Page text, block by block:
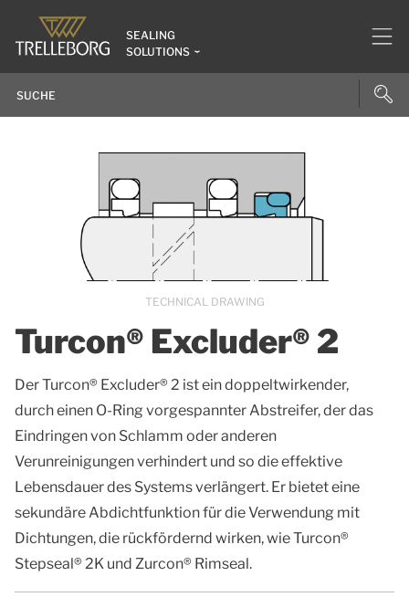
SEALING
SOLUTIONS
Turcon® Excluder® 2
Der Turcon® Excluder® 2 ist ein doppeltwirkender,
durch einen O-Ring vorgespannter Abstreifer, der das
Eindringen von Schlamm oder anderen
Verunreinigungen verhindert und so die effektive
Lebensdauer des Systems verlängert. Er bietet eine
sekundäre Abdichtfunktion für die Verwendung mit
Dichtungen, die rückfördernd wirken, wie Turcon®
Stepseal® 2K und Zurcon® Rimseal.
TECHNICAL DRAWING